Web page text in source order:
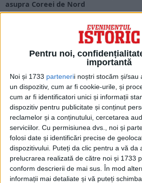
Pentru noi,
importantă
Noi și 1733 partenerii noștri stocăm și/sau
un dispozitiv, cum ar fi cookie-urile, și
cum ar fi identificatori unici și informații
dispozitiv pentru publicitate și conținut
reclamelor și a conținutului, cercetarea
serviciilor. Cu permisiunea dvs., noi și
folosi date și identificări precise de
dispozitivului. Puteți da clic pentru a vă da
prelucrarea realizată de către noi și 1733
conform descrierii de mai sus. În mod
informații mai detaliate și vă puteți
asupra Coreei de Nord
Încă din 2006, ONU a adoptat mai
Coreei comuniste, care au
ARTICOLE ONLINE
De cât timp are nevoie Putin pentru
Ucrainei? Estimarea unui oligarh rus